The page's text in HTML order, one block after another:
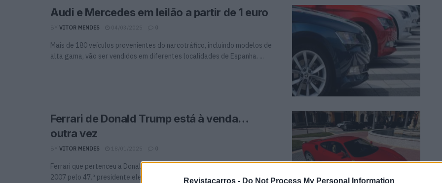
Revistacarros - Do Not Process My Personal Information
Audi e Mercedes em leilão a partir de 1 euro
BY VITOR MENDES 04/03/2025 0
Mais de 180 veículos provenientes do narcotráfico, incluindo modelos de
alta gama, vão ser vendidos em diferentes localidades de Espanha. ...
Ferrari de Donald Trump está à venda…
outra vez
BY VITOR MENDES 18/01/2025 0
Ferrari que pertenceu a Donald Trump está à venda. O F430 comprado em
2007 pelo 47.º presidente eleito dos Estados ...